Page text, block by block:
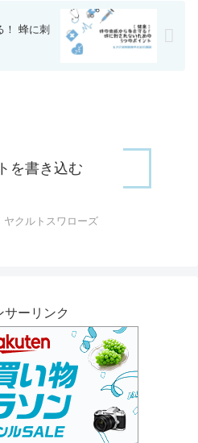
！ 蜂に刺
を書き込む
ヤクルトスワローズ
サーリンク